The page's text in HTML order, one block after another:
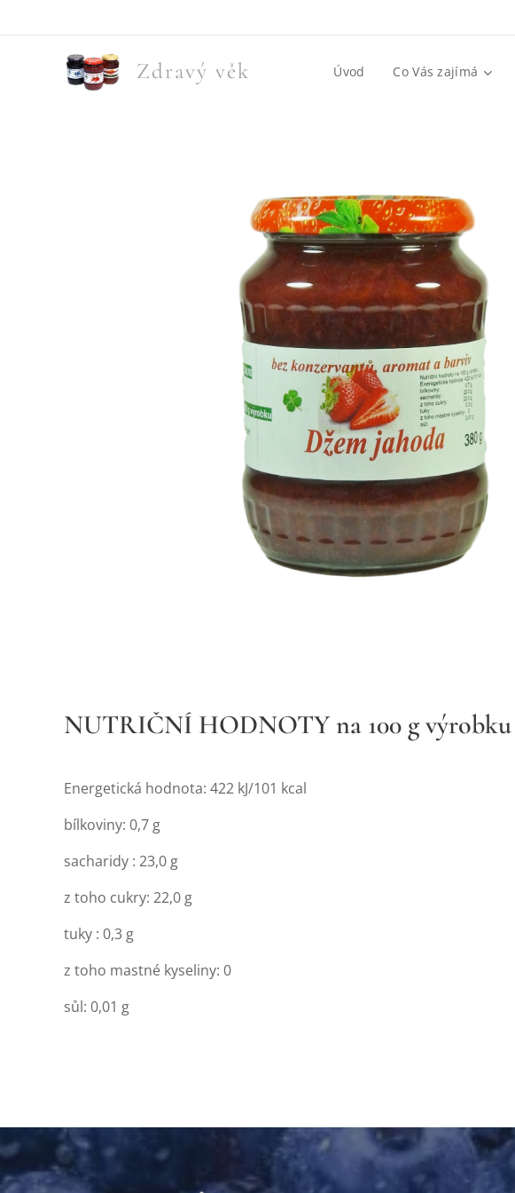
Zdravý věk Úvod Co Vás zajímá
NUTRIČNÍ HODNOTY na 100 g výrobku
Energetická hodnota: 422 kJ/101 kcal
bílkoviny: 0,7 g
sacharidy : 23,0 g
z toho cukry: 22,0 g
tuky : 0,3 g
z toho mastné kyseliny: 0
sůl: 0,01 g